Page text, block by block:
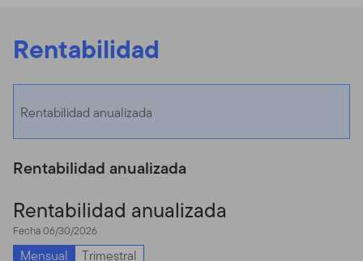
Rentabilidad
Rentabilidad anualizada
Rentabilidad anualizada
Rentabilidad anualizada
Fecha 06/30/2026
Mensual
Trimestral